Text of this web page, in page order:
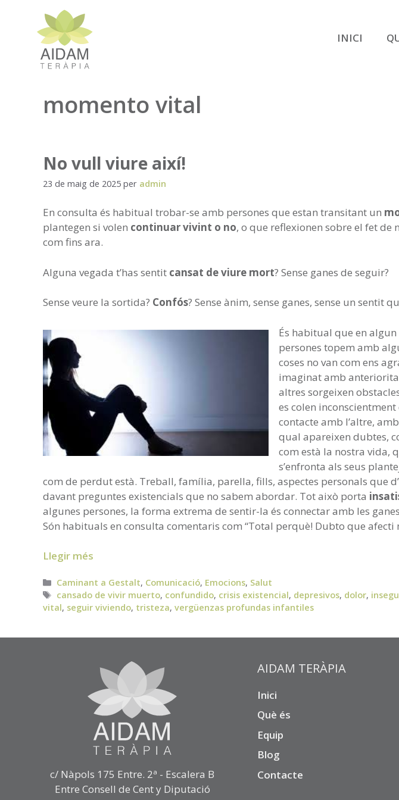
contingut
INICI
momento vital
No vull viure així!
23 de maig de 2025 per admin
En consulta és habitual trobar-se amb persones que estan transitant un
plantegen si volen continuar vivint o no, o que reflexionen sobre el fet de
com fins ara.
Alguna vegada t’has sentit cansat de viure mort? Sense ganes de seguir?
Sense veure la sortida? Confós? Sense ànim, sense ganes, sense un sentit
És habitual que en
persones topem amb
coses no van com ens
imaginat amb
altres sorgeixen
es colen inconscientment
contacte amb l’altre,
qual apareixen dubtes,
com està la nostra vida,
s’enfronta als seus
com de perdut està. Treball, família, parella, fills, aspectes personals que
davant preguntes existencials que no sabem abordar. Tot això porta
algunes persones, la forma extrema de sentir-la és connectar amb les
Són habituals en consulta comentaris com “Total perquè! Dubto que afecti
Llegir més
Categories
Caminant a Gestalt, Comunicació, Emocions, Salut
Etiquetes
cansado de vivir muerto, confundido, crisis existencial, depresivos, dolor,
vital, seguir viviendo, tristeza, vergüenzas profundas infantiles
c/ Nàpols 175 Entre. 2ª - Escalera B
Entre Consell de Cent y Diputació
AIDAM TERÀPIA
Inici
Què és
Equip
Blog
Contacte